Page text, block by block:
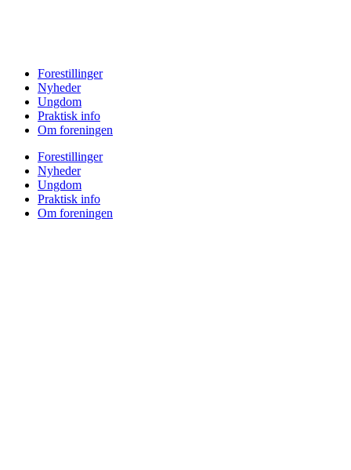
Forestillinger
Nyheder
Ungdom
Praktisk info
Om foreningen
Forestillinger
Nyheder
Ungdom
Praktisk info
Om foreningen